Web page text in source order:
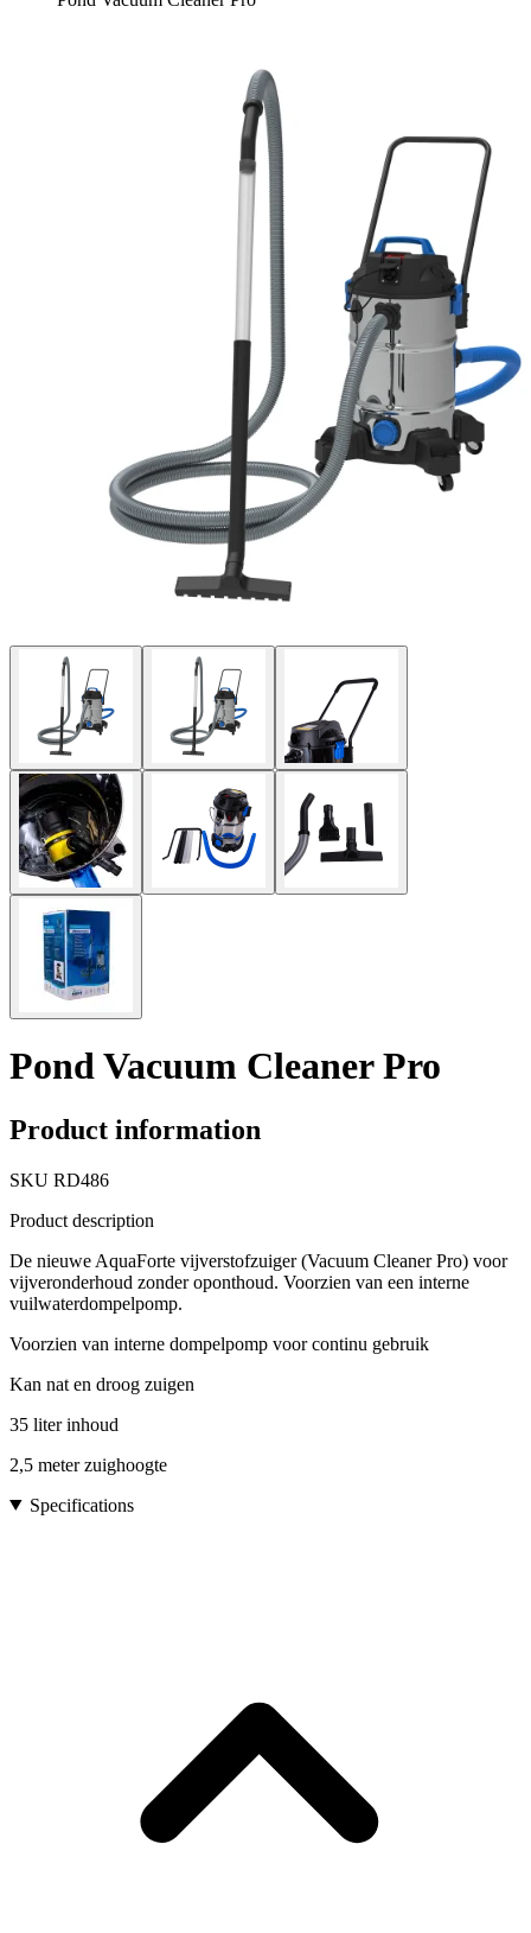
Pond Vacuum Cleaner Pro
Product information
SKU RD486
Product description
De nieuwe AquaForte vijverstofzuiger (Vacuum Cleaner Pro) voor
vijveronderhoud zonder oponthoud. Voorzien van een interne
vuilwaterdompelpomp.
Voorzien van interne dompelpomp voor continu gebruik
Kan nat en droog zuigen
35 liter inhoud
2,5 meter zuighoogte
Specifications